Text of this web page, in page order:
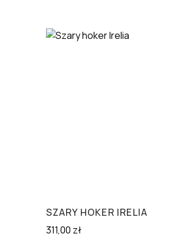
SZARY HOKER IRELIA
311,00 zł